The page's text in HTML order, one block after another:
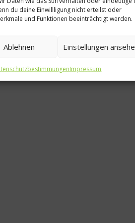
du deine Einwillligung nicht erteilst oder
und Funktionen beeinträchtigt werden.
Ablehnen Einstellungen
Impressum